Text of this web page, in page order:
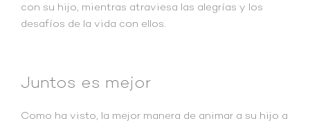
con su hijo, mientras atraviesa las alegrías y los
desafíos de la vida con ellos.
Juntos es mejor
Como ha visto, la mejor manera de animar a su hijo a